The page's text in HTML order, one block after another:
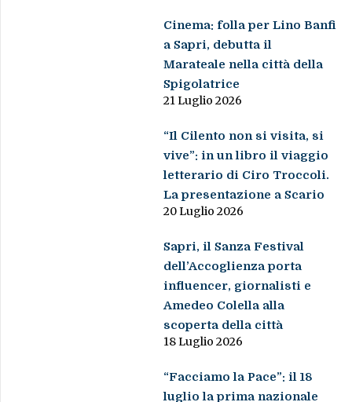
Cinema: folla per Lino Banfi
a Sapri, debutta il
Marateale nella città della
Spigolatrice
21 Luglio 2026
“Il Cilento non si visita, si
vive”: in un libro il viaggio
letterario di Ciro Troccoli.
La presentazione a Scario
20 Luglio 2026
Sapri, il Sanza Festival
dell’Accoglienza porta
influencer, giornalisti e
Amedeo Colella alla
scoperta della città
18 Luglio 2026
“Facciamo la Pace”: il 18
luglio la prima nazionale